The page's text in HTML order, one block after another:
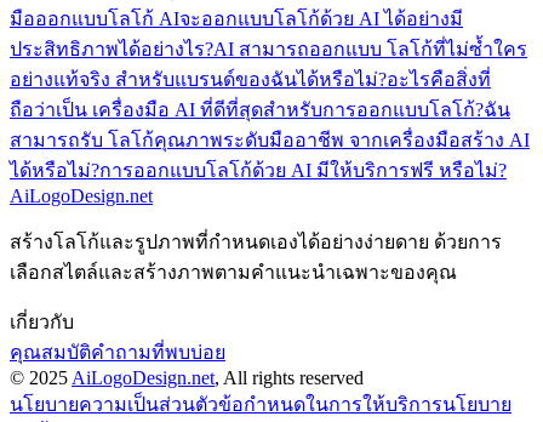
มือออกแบบโลโก้ AIจะออกแบบโลโก้ด้วย AI ได้อย่างมี
ประสิทธิภาพได้อย่างไร?AI สามารถออกแบบ โลโก้ที่ไม่ซ้ำใคร
อย่างแท้จริง สำหรับแบรนด์ของฉันได้หรือไม่?อะไรคือสิ่งที่
ถือว่าเป็น เครื่องมือ AI ที่ดีที่สุดสำหรับการออกแบบโลโก้?ฉัน
สามารถรับ โลโก้คุณภาพระดับมืออาชีพ จากเครื่องมือสร้าง AI
ได้หรือไม่?การออกแบบโลโก้ด้วย AI มีให้บริการฟรี หรือไม่?
AiLogoDesign.net
สร้างโลโก้และรูปภาพที่กำหนดเองได้อย่างง่ายดาย ด้วยการ
เลือกสไตล์และสร้างภาพตามคำแนะนำเฉพาะของคุณ
เกี่ยวกับ
คุณสมบัติคำถามที่พบบ่อย
© 2025 AiLogoDesign.net, All rights reserved
นโยบายความเป็นส่วนตัวข้อกำหนดในการให้บริการนโยบาย